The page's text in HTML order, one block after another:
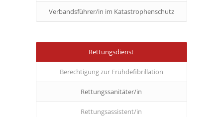
Verbandsführer/in im Katastrophenschutz
Rettungsdienst
Berechtigung zur Frühdefibrillation
Rettungssanitäter/in
Rettungsassistent/in